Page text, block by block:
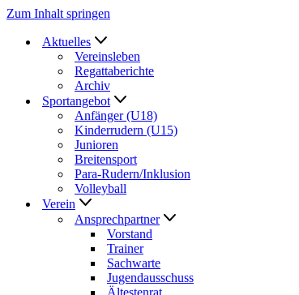
Zum Inhalt springen
Aktuelles
Vereinsleben
Regattaberichte
Archiv
Sportangebot
Anfänger (U18)
Kinderrudern (U15)
Junioren
Breitensport
Para-Rudern/Inklusion
Volleyball
Verein
Ansprechpartner
Vorstand
Trainer
Sachwarte
Jugendausschuss
Ältestenrat